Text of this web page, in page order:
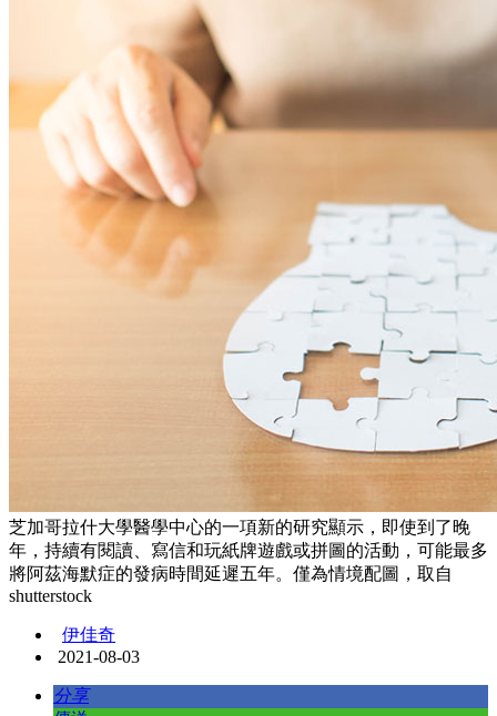
芝加哥拉什大學醫學中心的一項新的研究顯示，即使到了晚
年，持續有閱讀、寫信和玩紙牌遊戲或拼圖的活動，可能最多
將阿茲海默症的發病時間延遲五年。僅為情境配圖，取自
shutterstock
伊佳奇
2021-08-03
分享